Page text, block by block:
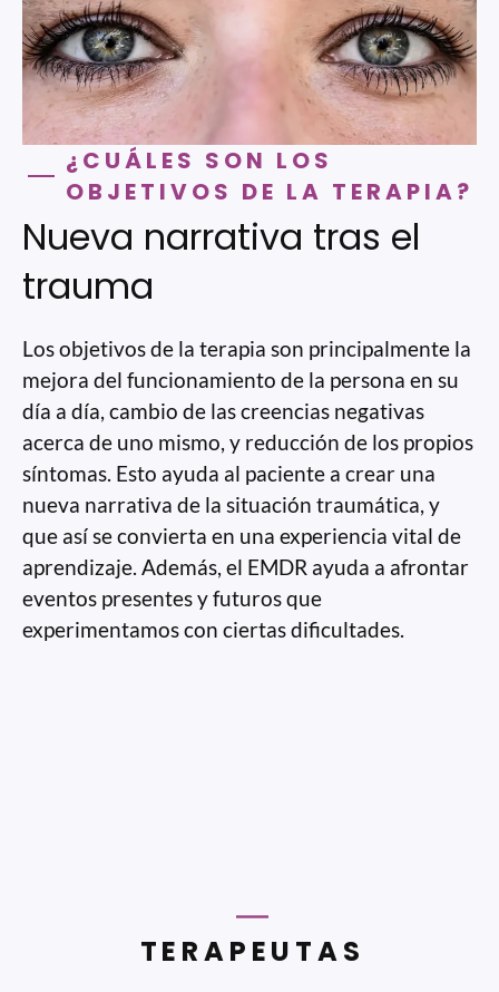
¿CUÁLES SON LOS
OBJETIVOS DE LA TERAPIA?
Nueva narrativa tras el
trauma
Los objetivos de la terapia son principalmente la
mejora del funcionamiento de la persona en su
día a día, cambio de las creencias negativas
acerca de uno mismo, y reducción de los propios
síntomas. Esto ayuda al paciente a crear una
nueva narrativa de la situación traumática, y
que así se convierta en una experiencia vital de
aprendizaje. Además, el EMDR ayuda a afrontar
eventos presentes y futuros que
experimentamos con ciertas dificultades.
TERAPEUTAS